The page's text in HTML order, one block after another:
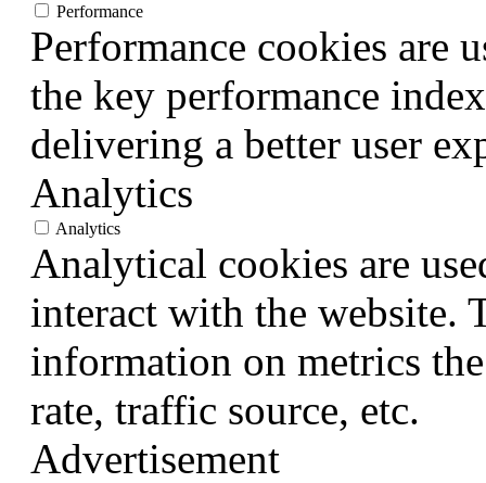
Performance
Performance cookies are
the key performance
delivering a better user
Analytics
Analytics
Analytical cookies are
interact with the website.
information on metrics
rate, traffic source, etc.
Advertisement